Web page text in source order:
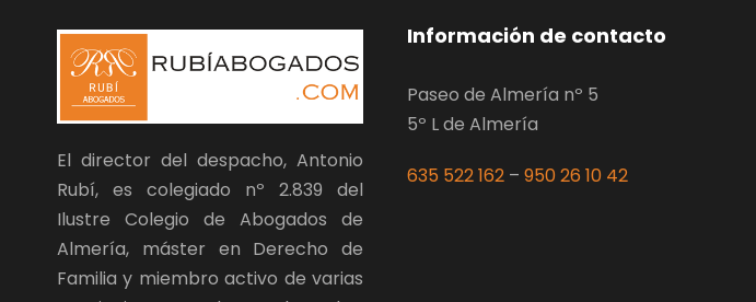
El director del despacho, Antonio
Rubí, es colegiado nº 2.839 del
Ilustre Colegio de Abogados de
Almería, máster en Derecho de
Familia y miembro activo de varias
Información de contacto
Paseo de Almería nº 5
5º L de Almería
635 522 162 – 950 26 10 42